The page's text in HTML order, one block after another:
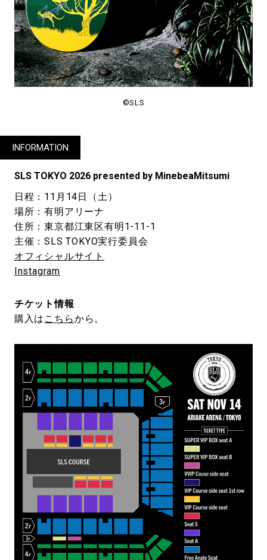
©SLS
INFORMATION
SLS TOKYO 2026 presented by MinebeaMitsumi
日程：11月14日（土）
場所：有明アリーナ
住所：東京都江東区有明1-11-1
主催：SLS TOKYO実行委員会
オフィシャルサイト
Instagram
チケット情報
購入は こちらから。